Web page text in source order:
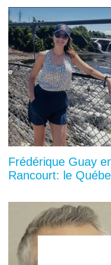
Frédérique Guay
Rancourt: le